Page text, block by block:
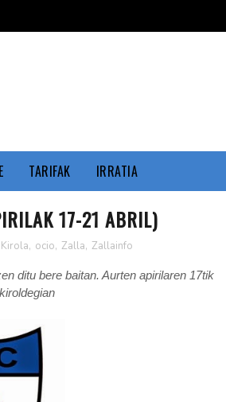
TARIFAK IRRATIA
17-21 ABRIL)
Kirola, ocio, Zalla, Zallainfo
ditu bere baitan. Aurten apirilaren 17tik